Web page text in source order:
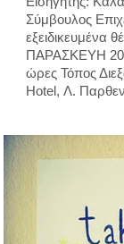
Σύμβουλος
εξειδικευμένα
ΠΑΡΑΣΚΕΥΗ 20/
ώρες Τόπος
Hotel, Λ.